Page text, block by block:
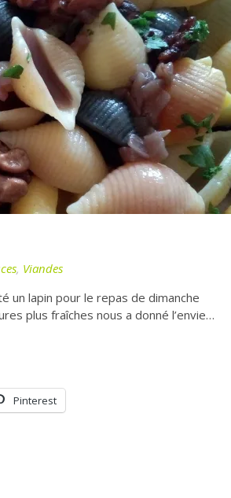
, Viandes
un lapin pour le repas de dimanche
plus fraîches nous a donné l’envie…
Pinterest